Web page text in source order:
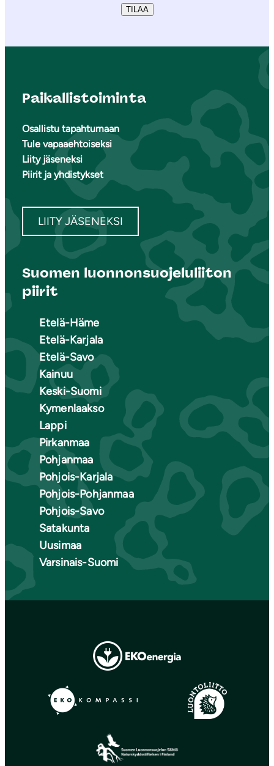
TILAA
Paikallistoiminta
Osallistu tapahtumaan
Tule vapaaehtoiseksi
Liity jäseneksi
Piirit ja yhdistykset
LIITY JÄSENEKSI
Suomen luonnonsuojeluliiton
piirit
Etelä-Häme
Etelä-Karjala
Etelä-Savo
Kainuu
Keski-Suomi
Kymenlaakso
Lappi
Pirkanmaa
Pohjanmaa
Pohjois-Karjala
Pohjois-Pohjanmaa
Pohjois-Savo
Satakunta
Uusimaa
Varsinais-Suomi